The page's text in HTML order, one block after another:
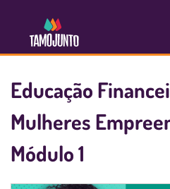
Educação
Mulheres
Módulo 1